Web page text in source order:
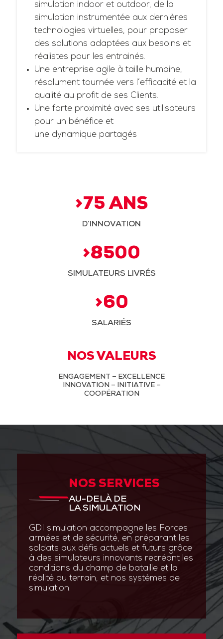
simulation indoor et outdoor, de la
simulation instrumentée aux dernières
technologies virtuelles, pour proposer
des solutions adaptées aux besoins et
réalistes pour les entrainés.
Une entreprise agile à taille humaine,
résolument tournée vers l’efficacité et la
qualité au profit de ses Clients.
Une forte proximité avec ses utilisateurs
pour un bénéfice et
une dynamique partagés
>75 ANS
D’INNOVATION
>8500
SIMULATEURS LIVRÉS
>60
SALARIÉS
NOS VALEURS
ENGAGEMENT – EXCELLENCE
INNOVATION – INITIATIVE –
COOPÉRATION
NOS SERVICES
AU-DELÀ DE
LA SIMULATION
GDI simulation accompagne les Forces
armées et de sécurité, en préparant les
soldats aux défis actuels et futurs grâce
à des simulateurs innovants recréant les
conditions du champ de bataille et la
réalité du terrain, et nos systèmes de
simulation.